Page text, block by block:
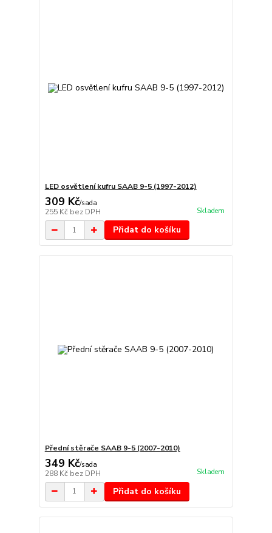
LED osvětlení kufru SAAB 9-5 (1997-2012)
309 Kč/sada
255 Kč bez DPH Skladem
Přidat do košíku
Přední stěrače SAAB 9-5 (2007-2010)
349 Kč/sada
288 Kč bez DPH Skladem
Přidat do košíku